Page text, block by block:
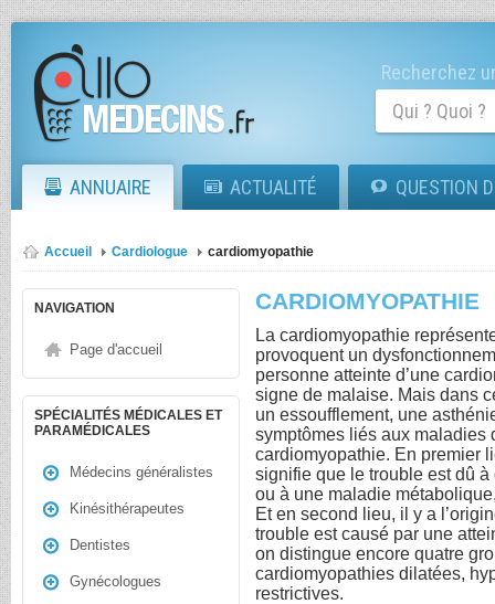
Recherchez
ANNUAIRE ACTUALITÉ QUESTION
Accueil Cardiologue cardiomyopathie
NAVIGATION
Page d'accueil
SPÉCIALITÉS MÉDICALES ET
PARAMÉDICALES
Médecins généralistes
Kinésithérapeutes
Dentistes
Gynécologues
CARDIOMYOPATHIE
La cardiomyopathie
provoquent un
personne atteinte d’une
signe de malaise. Mais dans
un essoufflement, une
symptômes liés aux
cardiomyopathie. En premier
signifie que le trouble est dû
ou à une maladie
Et en second lieu, il y a
trouble est causé par une
on distingue encore quatre
cardiomyopathies dilatées,
restrictives.